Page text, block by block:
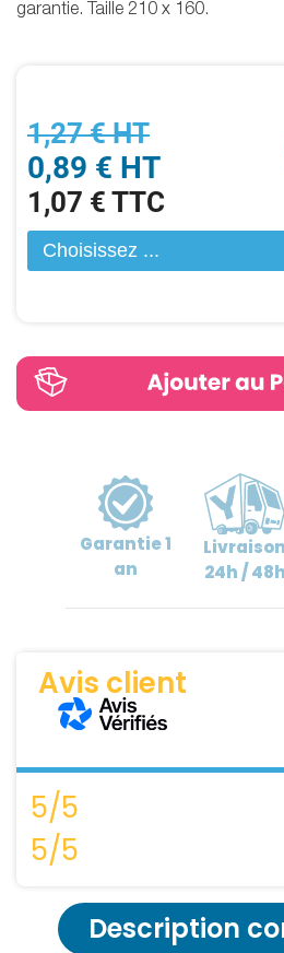
1,27 € HT
0,89 € HT
1,07 € TTC
garantie. Taille 210 x 160.
Garantie1
an
Livraison
24h / 48h
Avis client
5/5
5/5
Description